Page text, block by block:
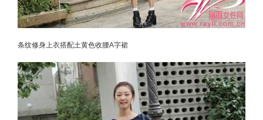
条纹修身上衣搭配土黄色收腰A字裙